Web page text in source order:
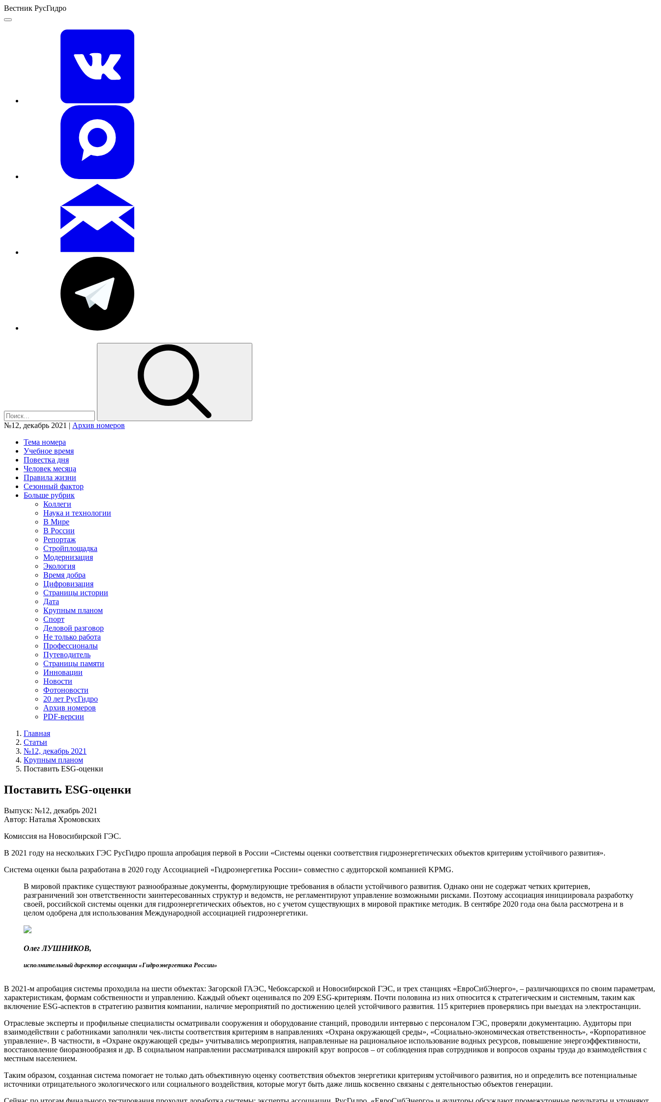
Вестник РусГидро
№12, декабрь 2021 | Архив номеров
Тема номера
Учебное время
Повестка дня
Человек месяца
Правила жизни
Сезонный фактор
Больше рубрик
Коллеги
Наука и технологии
В Мире
В России
Репортаж
Стройплощадка
Модернизация
Экология
Время добра
Цифровизация
Страницы истории
Дата
Крупным планом
Спорт
Деловой разговор
Не только работа
Профессионалы
Путеводитель
Страницы памяти
Инновации
Новости
Фотоновости
20 лет РусГидро
Архив номеров
PDF-версии
Главная
Статьи
№12, декабрь 2021
Крупным планом
Поставить ESG-оценки
Поставить ESG-оценки
Выпуск: №12, декабрь 2021
Автор: Наталья Хромовских
Комиссия на Новосибирской ГЭС.
В 2021 году на нескольких ГЭС РусГидро прошла апробация первой в России «Системы оценки соответствия гидроэнергетических объектов критериям устойчивого развития».
Система оценки была разработана в 2020 году Ассоциацией «Гидроэнергетика России» совместно с аудиторской компанией KPMG.
В мировой практике существуют разнообразные документы, формулирующие требования в области устойчивого развития. Однако они не содержат четких критериев,
разграничений зон ответственности заинтересованных структур и ведомств, не регламентируют управление возможными рисками. Поэтому ассоциация инициировала разработку
своей, российской системы оценки для гидроэнергетических объектов, но с учетом существующих в мировой практике методик. В сентябре 2020 года она была рассмотрена и в
целом одобрена для использования Международной ассоциацией гидроэнергетики.
Олег ЛУШНИКОВ,
исполнительный директор ассоциации «Гидроэнергетика России»
В 2021-м апробация системы проходила на шести объектах: Загорской ГАЭС, Чебоксарской и Новосибирской ГЭС, и трех станциях «ЕвроСибЭнерго», – различающихся по своим параметрам,
характеристикам, формам собственности и управлению. Каждый объект оценивался по 209 ESG-критериям. Почти половина из них относится к стратегическим и системным, таким как
включение ESG-аспектов в стратегию развития компании, наличие мероприятий по достижению целей устойчивого развития. 115 критериев проверялись при выездах на электростанции.
Отраслевые эксперты и профильные специалисты осматривали сооружения и оборудование станций, проводили интервью с персоналом ГЭС, проверяли документацию. Аудиторы при
взаимодействии с работниками заполняли чек-листы соответствия критериям в направлениях «Охрана окружающей среды», «Социально-экономическая ответственность», «Корпоративное
управление». В частности, в «Охране окружающей среды» учитывались мероприятия, направленные на рациональное использование водных ресурсов, повышение энергоэффективности,
восстановление биоразнообразия и др. В социальном направлении рассматривался широкий круг вопросов – от соблюдения прав сотрудников и вопросов охраны труда до взаимодействия с
местным населением.
Таким образом, созданная система помогает не только дать объективную оценку соответствия объектов энергетики критериям устойчивого развития, но и определить все потенциальные
источники отрицательного экологического или социального воздействия, которые могут быть даже лишь косвенно связаны с деятельностью объектов генерации.